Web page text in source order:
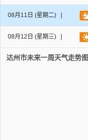
08月11日 (星期二) |
08月12日 (星期三) |
达州市未来一周天气走势图